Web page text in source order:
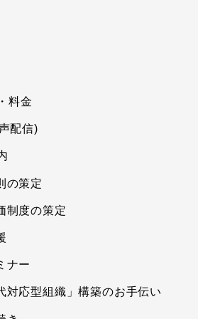
料金
配信)
の策定
制度の策定
ナー
対応型組織」構築のお手伝い